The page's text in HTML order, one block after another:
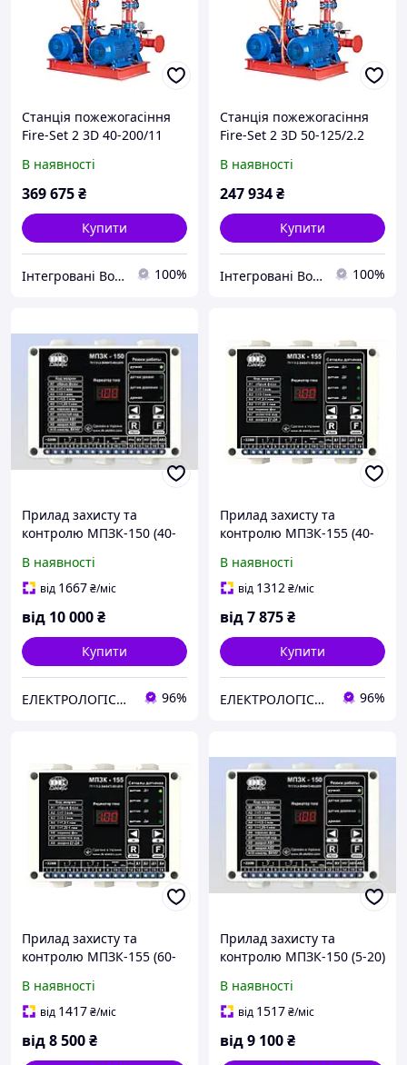
Станція пожежогасіння
Fire-Set 2 3D 40-200/11
(1роб+1рез)
Сертифікована ДСНС
В наявності
369 675₴
Купити
Інтегровані Водні Технології ТОВ 100%
Станція пожежогасіння
Fire-Set 2 3D 50-125/2.2
(1роб+1рез)
Сертифікована ДСНС
В наявності
247 934₴
Купити
Інтегровані Водні Технології ТОВ 100%
Прилад захисту та
контролю МПЗК-150 (40-
прилад захисту та
контролю трифазного
В наявності
від 1667₴/міс
від 10 000₴
Купити
ЕЛЕКТРОЛОГІСТИК 96%
Прилад захисту та
контролю МПЗК-155 (40-
прилад захисту та
контролю трифазного
В наявності
від 1312₴/міс
від7 875₴
Купити
ЕЛЕКТРОЛОГІСТИК 96%
Прилад захисту та
контролю МПЗК-155 (60-
прилад захисту та
контролю трифазного
В наявності
від 1417₴/міс
від8 500₴
Прилад захисту та
контролю МПЗК-150 (5-20)
прилад захисту та
контролю трифазного
В наявності
від 1517₴/міс
від9 100₴